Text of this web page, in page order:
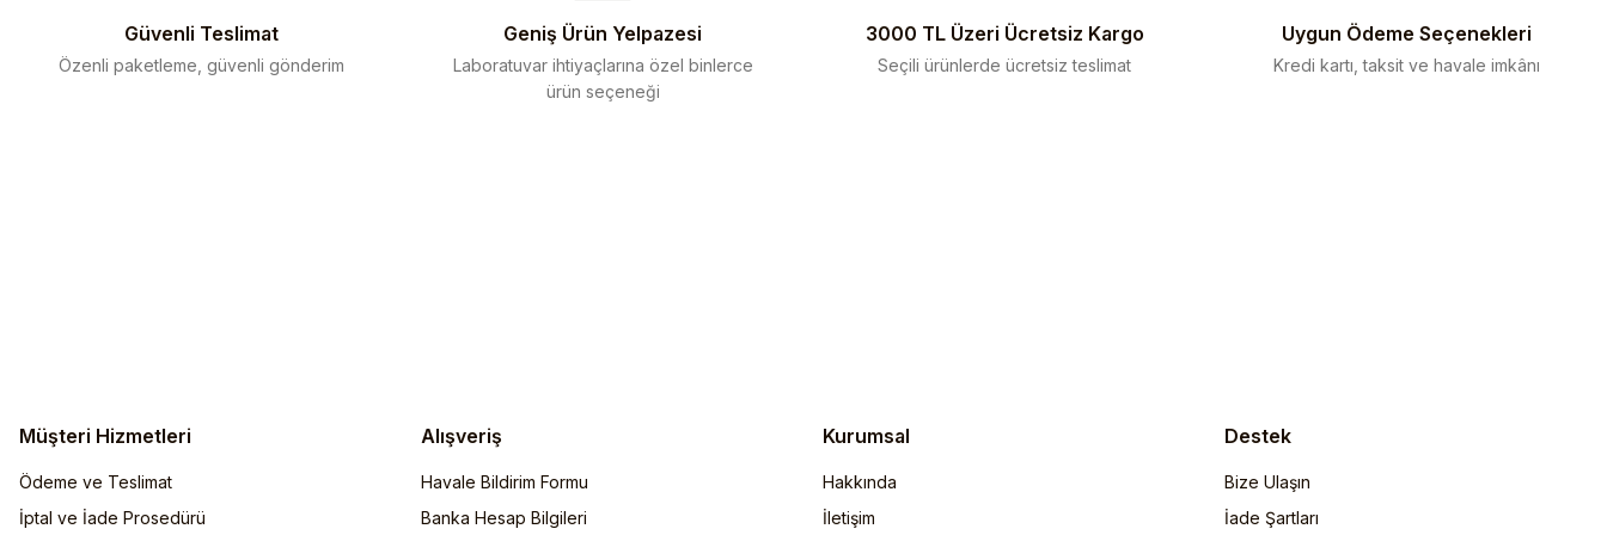
Güvenli Teslimat
Özenli paketleme, güvenli gönderim
Geniş Ürün Yelpazesi
Laboratuvar ihtiyaçlarına özel binlerce
ürün seçeneği
3000 TL Üzeri Ücretsiz Kargo
Seçili ürünlerde ücretsiz teslimat
Uygun Ödeme Seçenekleri
Kredi kartı, taksit ve havale imkânı
Müşteri Hizmetleri
Ödeme ve Teslimat
İptal ve İade Prosedürü
Alışveriş
Havale Bildirim Formu
Banka Hesap Bilgileri
Kurumsal
Hakkında
İletişim
Destek
Bize Ulaşın
İade Şartları